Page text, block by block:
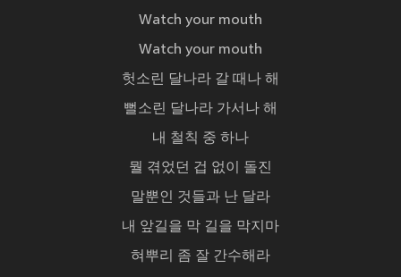
Watch your mouth
Watch your mouth
헛소린 달나라 갈 때나 해
뻘소린 달나라 가서나 해
내 철칙 중 하나
뭘 겪었던 겁 없이 돌진
말뿐인 것들과 난 달라
내 앞길을 막 길을 막지마
혀뿌리 좀 잘 간수해라